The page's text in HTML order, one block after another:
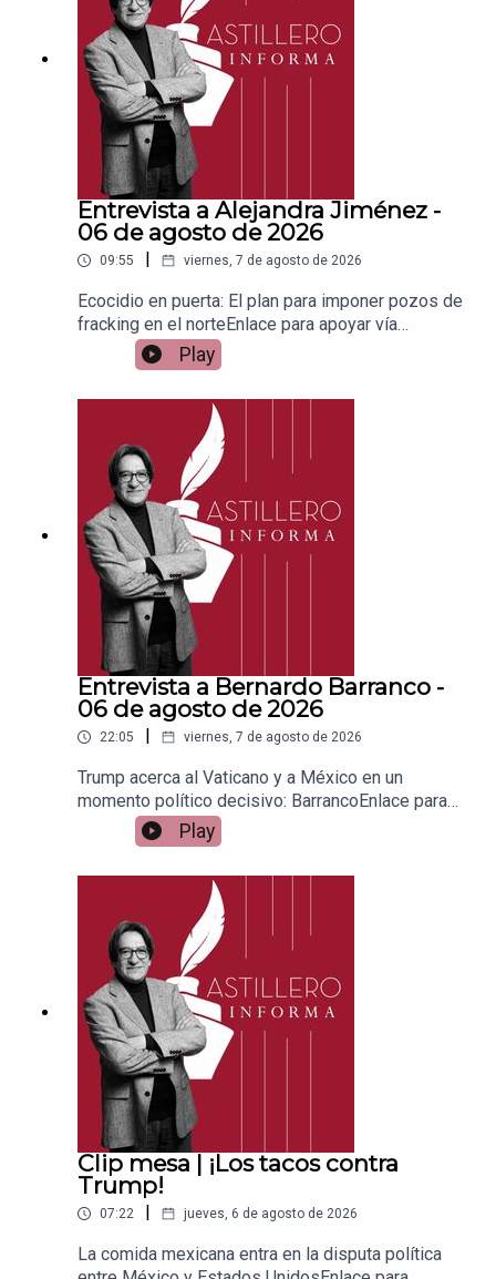
Entrevista a Alejandra Jiménez -
06 de agosto de 2026
09:55 | viernes, 7 de agosto de 2026
Ecocidio en puerta: El plan para imponer pozos de
fracking en el norteEnlace para apoyar vía
Patreon:https://www.patreon.com/julioastilleroEnl
ace para hacer donaciones vía
PayPal:https://www.paypal.me/julioastilleroCuent
a para hacer transferencias a cuenta BBVA a
nombre de Julio Hernández López:
1539408017CLABE: 012 320 01539408017
2Tienda:https://julioastillerotienda.com/
Play
Entrevista a Bernardo Barranco -
06 de agosto de 2026
22:05 | viernes, 7 de agosto de 2026
Trump acerca al Vaticano y a México en un
momento político decisivo: BarrancoEnlace para
apoyar vía
Patreon:https://www.patreon.com/julioastilleroEnl
ace para hacer donaciones vía
PayPal:https://www.paypal.me/julioastilleroCuent
a para hacer transferencias a cuenta BBVA a
nombre de Julio Hernández López:
1539408017CLABE: 012 320 01539408017
2Tienda:https://julioastillerotienda.com/
Play
Clip mesa | ¡Los tacos contra
Trump!
07:22 jueves, 6 de agosto de 2026
La comida mexicana entra en la disputa política